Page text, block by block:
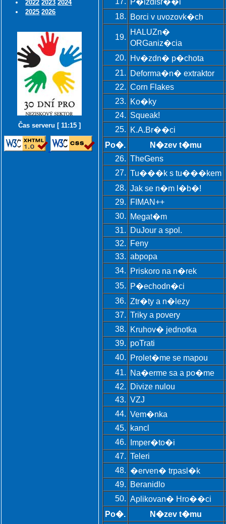
2022 2023 2024
2025 2026
Čas serveru [ 11:15 ]
P�izdisr��i
18.
Borci v uvozovk�ch
19.
HALUZn�
ORGaniz�cia
20.
Hv�zdn� p�chota
21.
Deforma�n� extraktor
22. Corn Flakes
23.
Ko�ky
24. Squeak!
25.
K.A.Br��ci
Po�.
N�zev t�mu
26. TheGens
27. Tu���k s tu���kem
28. Jak se n�m l�b�!
29.
FIMAN++
30.
Megat�m
31.
DuJour a spol.
32.
Feny
33. abpopa
34.
Priskoro na n�rek
35.
P�echodn�ci
36. Ztr�ty a n�lezy
37. Triky a povery
38.
Kruhov� jednotka
39. poTrati
40.
Prolet�me se mapou
41.
Na�erme sa a po�me
42.
Divize nulou
43. VZJ
44. Vem�nka
45.
kancl
46.
Imper�to�i
47. Teleri
48. �erven� trpasl�k
49.
Beranidlo
50. Aplikovan� Hro��ci
Po�.
N�zev t�mu